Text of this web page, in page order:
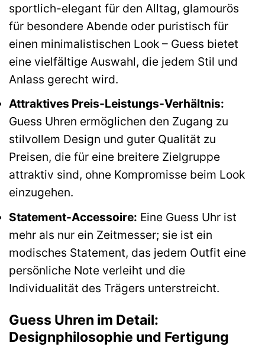
sportlich-elegant für den Alltag, glamourös
für besondere Abende oder puristisch für
einen minimalistischen Look – Guess bietet
eine vielfältige Auswahl, die jedem Stil und
Anlass gerecht wird.
Attraktives Preis-Leistungs-Verhältnis:
Guess Uhren ermöglichen den Zugang zu
stilvollem Design und guter Qualität zu
Preisen, die für eine breitere Zielgruppe
attraktiv sind, ohne Kompromisse beim Look
einzugehen.
Statement-Accessoire: Eine Guess Uhr ist
mehr als nur ein Zeitmesser; sie ist ein
modisches Statement, das jedem Outfit eine
persönliche Note verleiht und die
Individualität des Trägers unterstreicht.
Guess Uhren im Detail:
Designphilosophie und Fertigung